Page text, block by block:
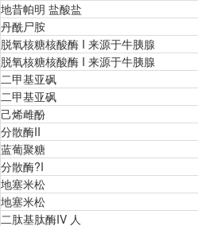
地昔帕明 盐酸盐
丹酰尸胺
脱氧核糖核酸酶 I 来源于牛胰腺
脱氧核糖核酸酶 I 来源于牛胰腺
二甲基亚砜
二甲基亚砜
己烯雌酚
分散酶II
蓝葡聚糖
分散酶?I
地塞米松
地塞米松
二肽基肽酶IV 人